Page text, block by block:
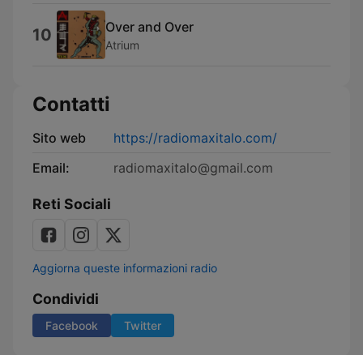
10 Over and Over
Atrium
Contatti
Sito web
https://radiomaxitalo.com/
Email:
radiomaxitalo@gmail.com
Reti Sociali
Aggiorna queste informazioni radio
Condividi
Facebook Twitter